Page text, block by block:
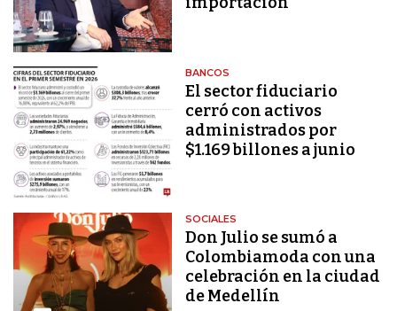
BANCOS
El sector fiduciario
cerró con activos
administrados por
$1.169 billones a junio
SOCIALES
Don Julio se sumó a
Colombiamoda con una
celebración en la ciudad
de Medellín